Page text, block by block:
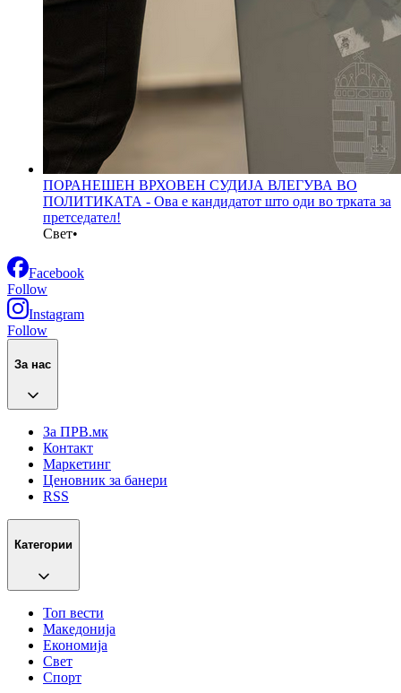
ПОРАНЕШЕН ВРХОВЕН СУДИЈА ВЛЕГУВА ВО
ПОЛИТИКАТА - Ова е кандидатот што оди во трката за
претседател!
Свет•
Facebook
Follow
Instagram
Follow
За нас
За ПРВ.мк
Контакт
Маркетинг
Ценовник за банери
RSS
Категории
Топ вести
Македонија
Економија
Свет
Спорт